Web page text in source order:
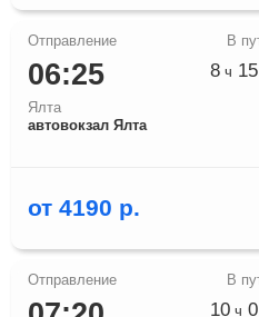
06:25
Ялта
автовокзал Ялта
8 ч 15
от 4190 р.
10 ч 0